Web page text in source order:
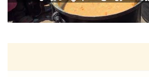
ميس الجبل جنوب لبنان و ...
وطنيا يقود التحول نحو ...